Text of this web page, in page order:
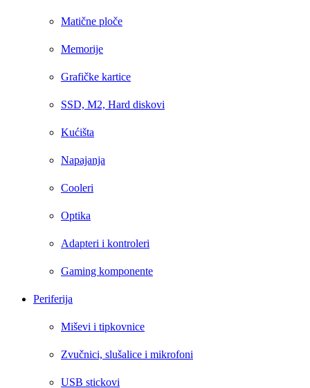
Matične ploče
Memorije
Grafičke kartice
SSD, M2, Hard diskovi
Kućišta
Napajanja
Cooleri
Optika
Adapteri i kontroleri
Gaming komponente
Periferija
Miševi i tipkovnice
Zvučnici, slušalice i mikrofoni
USB stickovi